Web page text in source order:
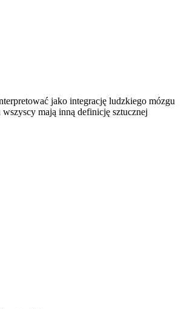
jako integrację ludzkiego mózgu
mają inną definicję sztucznej